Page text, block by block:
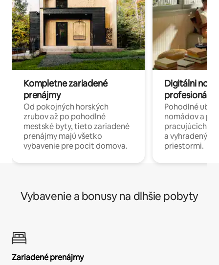
Kompletne zariadené
prenájmy
Od pokojných horských
zrubov až po pohodlné
mestské byty, tieto zariadené
prenájmy majú všetko
vybavenie pre pocit domova.
Digitálni
profesionáli
Pohodlné
nomádov a
pracujúcich
a
priestormi.
Vybavenie a bonusy na dlhšie pobyty
Zariadené prenájmy